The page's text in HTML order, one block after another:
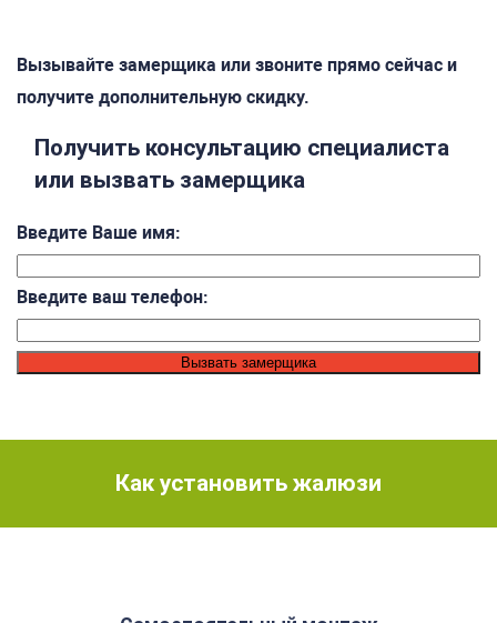
Вызывайте замерщика или звоните прямо сейчас и
получите дополнительную скидку.
Получить консультацию специалиста
или вызвать замерщика
Введите Ваше имя:
Введите ваш телефон:
Как установить жалюзи